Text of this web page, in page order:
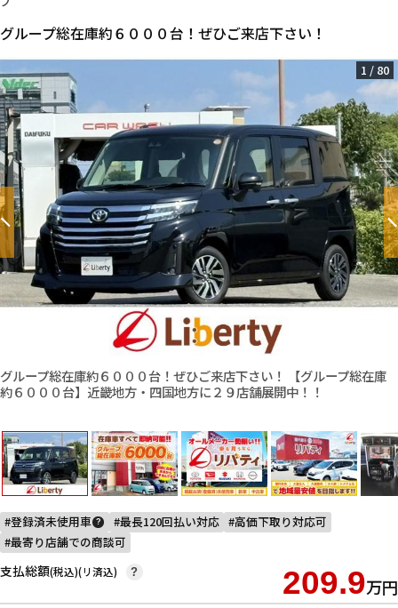
グループ総在庫約６０００台！ぜひご来店下さい！
グループ総在庫約６０００台！ぜひご来店下さい！ 【グループ総在庫
約６０００台】近畿地方・四国地方に２９店舗展開中！！
1 / 80
登録済未使用車 ? 最長120回払い対応
高価下取り対応可
最寄り店舗での商談可
支払総額(税込)(リ済込) 209.9万円
?